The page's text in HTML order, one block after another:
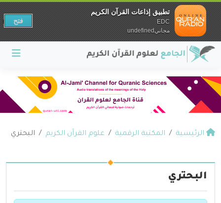
الرئيسية المكتبة الرقمية علوم القرآن الكريم البحتري
البحتري
تطبيق إذاعات القرآن الكريم
EDC
مجانيundefined
فتح